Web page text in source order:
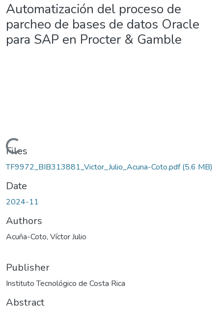
Automatización del proceso de
parcheo de bases de datos Oracle
para SAP en Procter & Gamble
Loading...
Files
TF9972_BIB313881_Victor_Julio_Acuna-Coto.pdf(5.6 MB)
Date
2024-11
Authors
Acuña-Coto, Víctor Julio
Publisher
Instituto Tecnológico de Costa Rica
Abstract